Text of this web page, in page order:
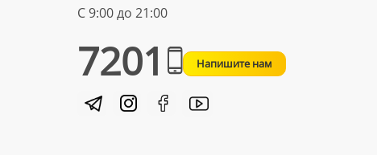
С 9:00 до 21:00
7201 Напишите нам